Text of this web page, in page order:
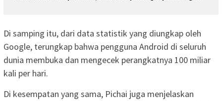
Di samping itu, dari data statistik yang diungkap oleh
Google, terungkap bahwa pengguna Android di seluruh
dunia membuka dan mengecek perangkatnya 100 miliar
kali per hari.
Di kesempatan yang sama, Pichai juga menjelaskan